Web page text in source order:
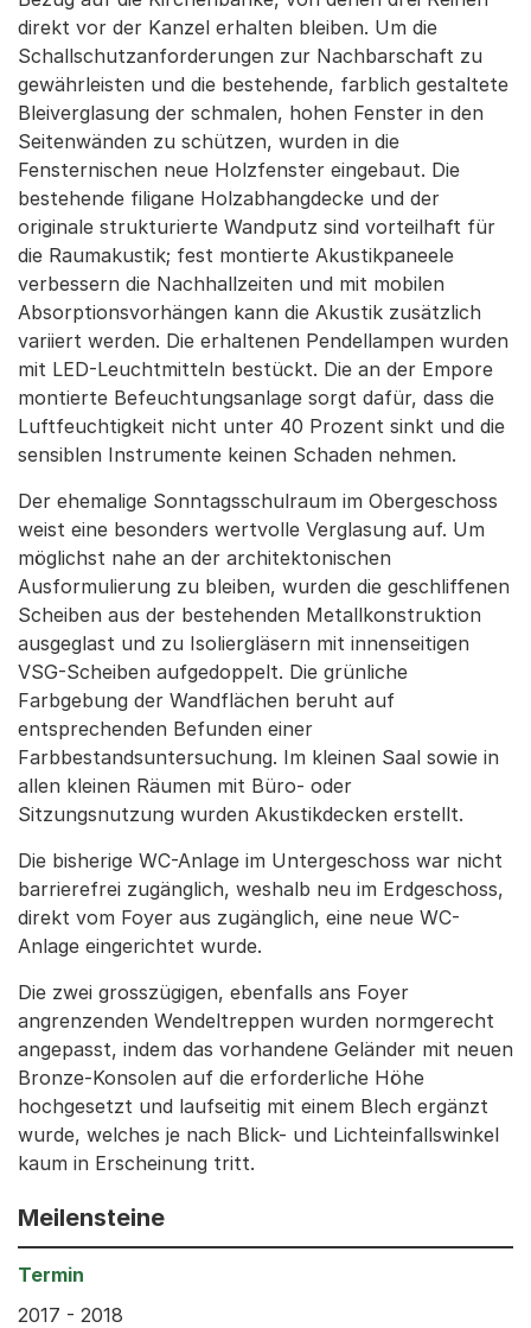
direkt vor der Kanzel erhalten bleiben. Um die
Schallschutzanforderungen zur Nachbarschaft zu
gewährleisten und die bestehende, farblich gestaltete
Bleiverglasung der schmalen, hohen Fenster in den
Seitenwänden zu schützen, wurden in die
Fensternischen neue Holzfenster eingebaut. Die
bestehende filigane Holzabhangdecke und der
originale strukturierte Wandputz sind vorteilhaft für
die Raumakustik; fest montierte Akustikpaneele
verbessern die Nachhallzeiten und mit mobilen
Absorptionsvorhängen kann die Akustik zusätzlich
variiert werden. Die erhaltenen Pendellampen wurden
mit LED-Leuchtmitteln bestückt. Die an der Empore
montierte Befeuchtungsanlage sorgt dafür, dass die
Luftfeuchtigkeit nicht unter 40 Prozent sinkt und die
sensiblen Instrumente keinen Schaden nehmen.
Der ehemalige Sonntagsschulraum im Obergeschoss
weist eine besonders wertvolle Verglasung auf. Um
möglichst nahe an der architektonischen
Ausformulierung zu bleiben, wurden die geschliffenen
Scheiben aus der bestehenden Metallkonstruktion
ausgeglast und zu Isoliergläsern mit innenseitigen
VSG-Scheiben aufgedoppelt. Die grünliche
Farbgebung der Wandflächen beruht auf
entsprechenden Befunden einer
Farbbestandsuntersuchung. Im kleinen Saal sowie in
allen kleinen Räumen mit Büro- oder
Sitzungsnutzung wurden Akustikdecken erstellt.
Die bisherige WC-Anlage im Untergeschoss war nicht
barrierefrei zugänglich, weshalb neu im Erdgeschoss,
direkt vom Foyer aus zugänglich, eine neue WC-
Anlage eingerichtet wurde.
Die zwei grosszügigen, ebenfalls ans Foyer
angrenzenden Wendeltreppen wurden normgerecht
angepasst, indem das vorhandene Geländer mit neuen
Bronze-Konsolen auf die erforderliche Höhe
hochgesetzt und laufseitig mit einem Blech ergänzt
wurde, welches je nach Blick- und Lichteinfallswinkel
kaum in Erscheinung tritt.
Meilensteine
2017 - 2018